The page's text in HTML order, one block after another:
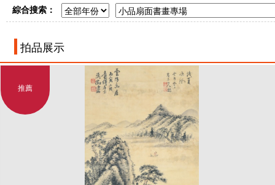
綜合搜索：
拍品展示
推薦